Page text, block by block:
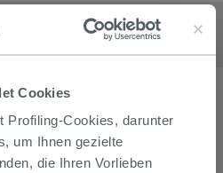
Cookies
Profiling-Cookies, darunter
um Ihnen gezielte
die Ihren Vorlieben
Mamba ohne Ablauf Chrom